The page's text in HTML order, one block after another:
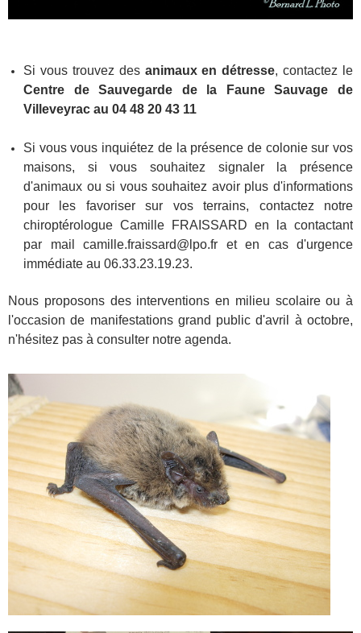
Si vous trouvez des animaux en détresse, contactez le
Centre de Sauvegarde de la Faune Sauvage de
Villeveyrac au 04 48 20 43 11
Si vous vous inquiétez de la présence de colonie sur vos
maisons, si vous souhaitez signaler la présence
d'animaux ou si vous souhaitez avoir plus d'informations
pour les favoriser sur vos terrains, contactez notre
chiroptérologue Camille FRAISSARD en la contactant
par mail camille.fraissard@lpo.fr et en cas d'urgence
immédiate au 06.33.23.19.23.
Nous proposons des interventions en milieu scolaire ou à
l'occasion de manifestations grand public d'avril à octobre,
n'hésitez pas à consulter notre agenda.